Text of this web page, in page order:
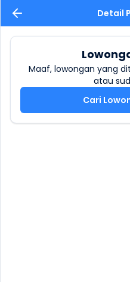
Detail
Maaf, lowongan yang
atau
Cari